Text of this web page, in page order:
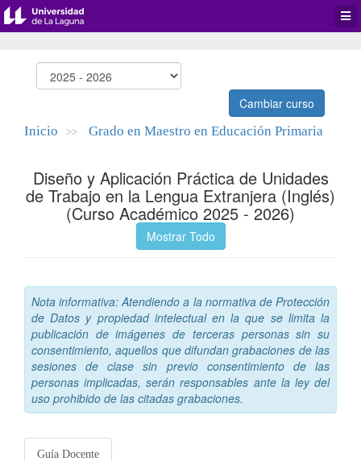
Cambiar curso
Inicio >> Grado en Maestro en Educación Primaria
Diseño y Aplicación Práctica de Unidades
de Trabajo en la Lengua Extranjera (Inglés)
(Curso Académico 2025 - 2026)
Mostrar Todo
Nota informativa: Atendiendo a la normativa de Protección
de Datos y propiedad intelectual en la que se limita la
publicación de imágenes de terceras personas sin su
consentimiento, aquellos que difundan grabaciones de las
sesiones de clase sin previo consentimiento de las
personas implicadas, serán responsables ante la ley del
uso prohibido de las citadas grabaciones.
Guía Docente